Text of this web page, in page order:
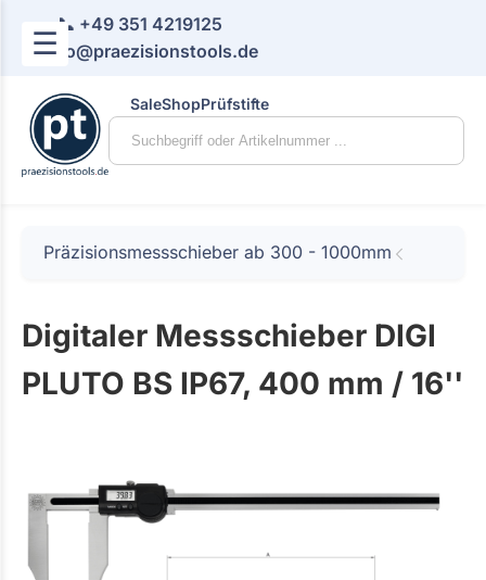
☰
📞 +49 351 4219125
📧 info@praezisionstools.de
SaleShopPrüfstifte
Präzisionsmessschieber ab 300 - 1000mm
Digitaler Messschieber DIGI
PLUTO BS IP67, 400 mm / 16''